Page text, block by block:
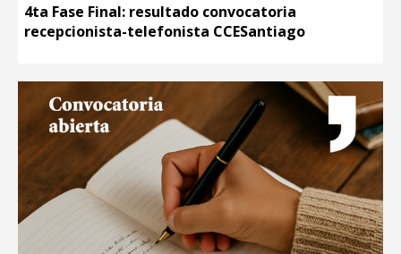
4ta Fase Final: resultado convocatoria
recepcionista-telefonista CCESantiago